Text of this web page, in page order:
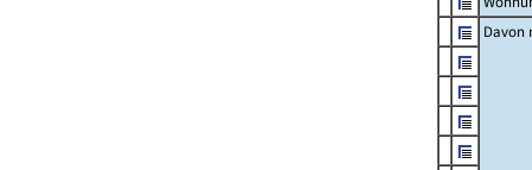
Davon